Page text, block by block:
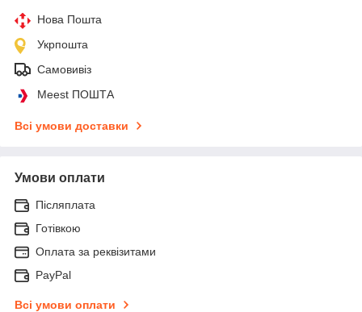
Нова Пошта
Укрпошта
Самовивіз
Meest ПОШТА
Всі умови доставки
Умови оплати
Післяплата
Готівкою
Оплата за реквізитами
PayPal
Всі умови оплати